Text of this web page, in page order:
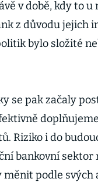
v době, kdy to
z důvodu jejich
bylo složité
se pak začaly
Riziko i do
bankovní sektor
podle svých